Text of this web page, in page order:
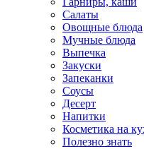
Салаты
Овощные блюда
Мучные блюда
Выпечка
Закуски
Запеканки
Соусы
Десерт
Напитки
Косметика на
Полезно знать